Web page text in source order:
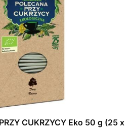
CUKRZYCY Eko 50 g (25 x